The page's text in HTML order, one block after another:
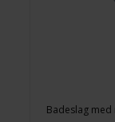
Badeslag med